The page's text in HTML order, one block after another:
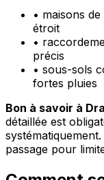
• maisons
étroit
•
précis
• sous-sols
fortes pluies
Bon à savoir à
détaillée est
passage pour